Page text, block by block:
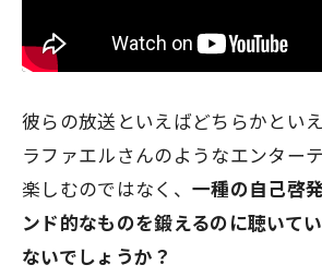
彼らの放送といえばどちらかとい
ラファエルさんのようなエンター
楽しむのではなく、一種の自己啓
ンド的なものを鍛えるのに聴いて
ないでしょうか？